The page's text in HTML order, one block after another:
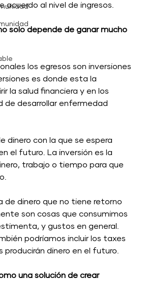
al nivel de ingresos.
solo depende de ganar mucho
los egresos son inversiones
es donde esta la
la salud financiera y en los
de desarrollar enfermedad
dinero con la que se espera
el futuro. La inversión es la
trabajo o tiempo para que
de dinero que no tiene retorno
son cosas que consumimos
y gustos en general.
podríamos incluir los taxes
producirán dinero en el futuro.
una solución de crear